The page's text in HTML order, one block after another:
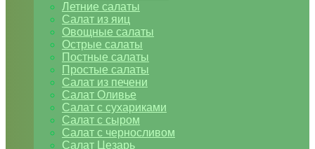
Летние салаты
Салат из яиц
Овощные салаты
Острые салаты
Постные салаты
Простые салаты
Салат из печени
Салат Оливье
Салат с сухариками
Салат с сыром
Салат с черносливом
Салат Цезарь